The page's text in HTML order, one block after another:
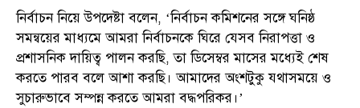
নির্বাচন নিয়ে উপদেষ্টা বলেন, ‘নির্বাচন কমিশনের সঙ্গে ঘনিষ্ঠ
সমন্বয়ের মাধ্যমে আমরা নির্বাচনকে ঘিরে যেসব নিরাপত্তা ও
প্রশাসনিক দায়িত্ব পালন করছি, তা ডিসেম্বর মাসের মধ্যেই শেষ
করতে পারব বলে আশা করছি। আমাদের অংশটুকু যথাসময়ে ও
সুচারুভাবে সম্পন্ন করতে আমরা বদ্ধপরিকর।’